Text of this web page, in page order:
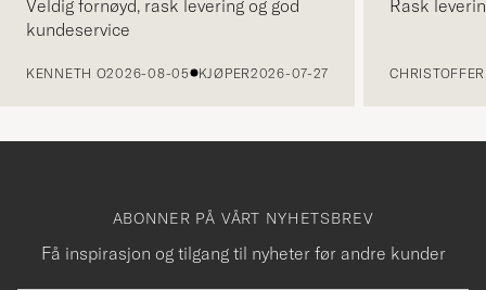
Veldig fornøyd, rask levering og god
kundeservice
KENNETH O2026-08-05 KJØPER2026-07-27
Rask
ABONNER PÅ VÅRT NYHETSBREV
Få inspirasjon og tilgang til nyheter før andre kunder